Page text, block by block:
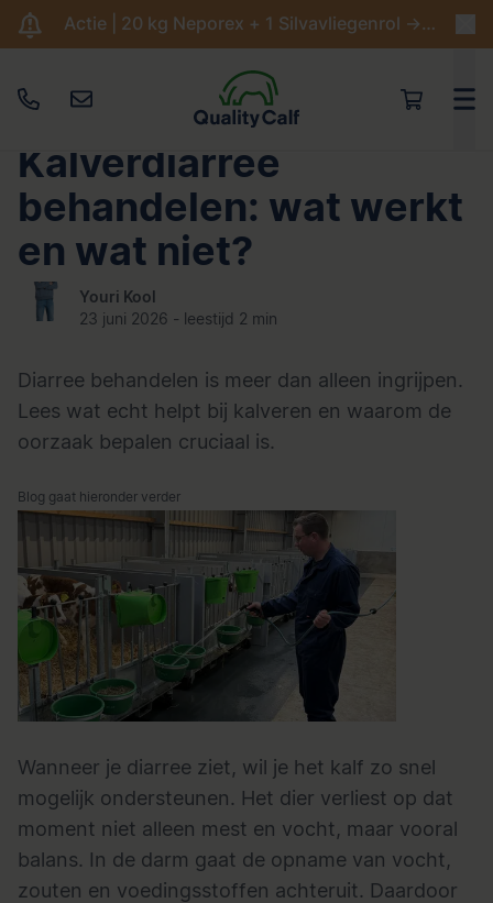
Actie | 20 kg Neporex + 1 Silvavliegenrol -> €204,95
Kalverdiarree
behandelen: wat werkt
en wat niet?
Youri Kool
23 juni 2026 - leestijd 2 min
Diarree behandelen is meer dan alleen ingrijpen.
Lees wat echt helpt bij kalveren en waarom de
oorzaak bepalen cruciaal is.
Blog gaat hieronder verder
Wanneer je diarree ziet, wil je het kalf zo snel
mogelijk ondersteunen. Het dier verliest op dat
moment niet alleen mest en vocht, maar vooral
balans. In de darm gaat de opname van vocht,
zouten en voedingsstoffen achteruit. Daardoor